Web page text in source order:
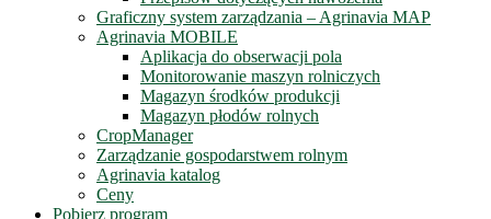
Graficzny system zarządzania – Agrinavia MAP
Agrinavia MOBILE
Aplikacja do obserwacji pola
Monitorowanie maszyn rolniczych
Magazyn środków produkcji
Magazyn płodów rolnych
CropManager
Zarządzanie gospodarstwem rolnym
Agrinavia katalog
Ceny
Pobierz program